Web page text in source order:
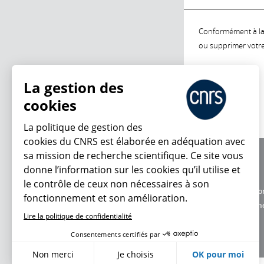
Conformément à
ou supprimer
Charte
Données
La gestion des
cookies
La politique de gestion des
cookies du CNRS est élaborée en adéquation avec
sa mission de recherche scientifique. Ce site vous
donne l’information sur les cookies qu’il utilise et
le contrôle de ceux non nécessaires à son
fonctionnement et son amélioration.
Lire la politique de confidentialité
Consentements certifiés par
Non merci Je choisis OK pour moi